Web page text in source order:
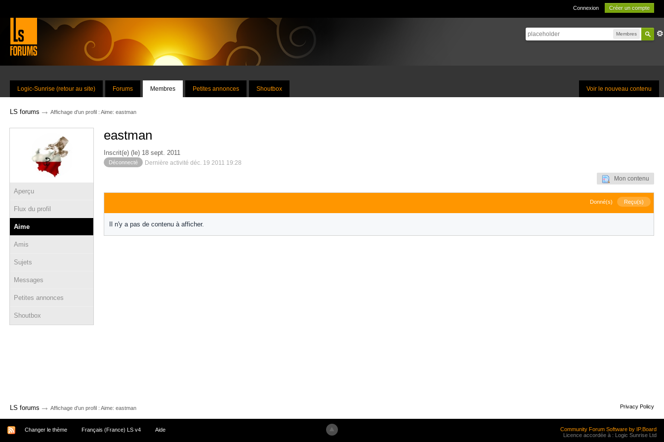
Connexion Créer un compte
Membres
Voir le nouveau contenu
Logic-Sunrise (retour au site) Forums Membres Petites annonces Shoutbox
LS forums → Affichage d'un profil : Aime: eastman
Aperçu
Flux du profil
Aime
Amis
Sujets
Messages
Petites annonces
Shoutbox
eastman
Inscrit(e) (le) 18 sept. 2011
Déconnecté Dernière activité déc. 19 2011 19:28
Mon contenu
Donné(s) Reçu(s)
Il n'y a pas de contenu à afficher.
LS forums → Affichage d'un profil : Aime: eastman Privacy Policy
Changer le thème Français (France) LS v4 Aide
Community Forum Software by IP.Board
Licence accordée à : Logic Sunrise Ltd